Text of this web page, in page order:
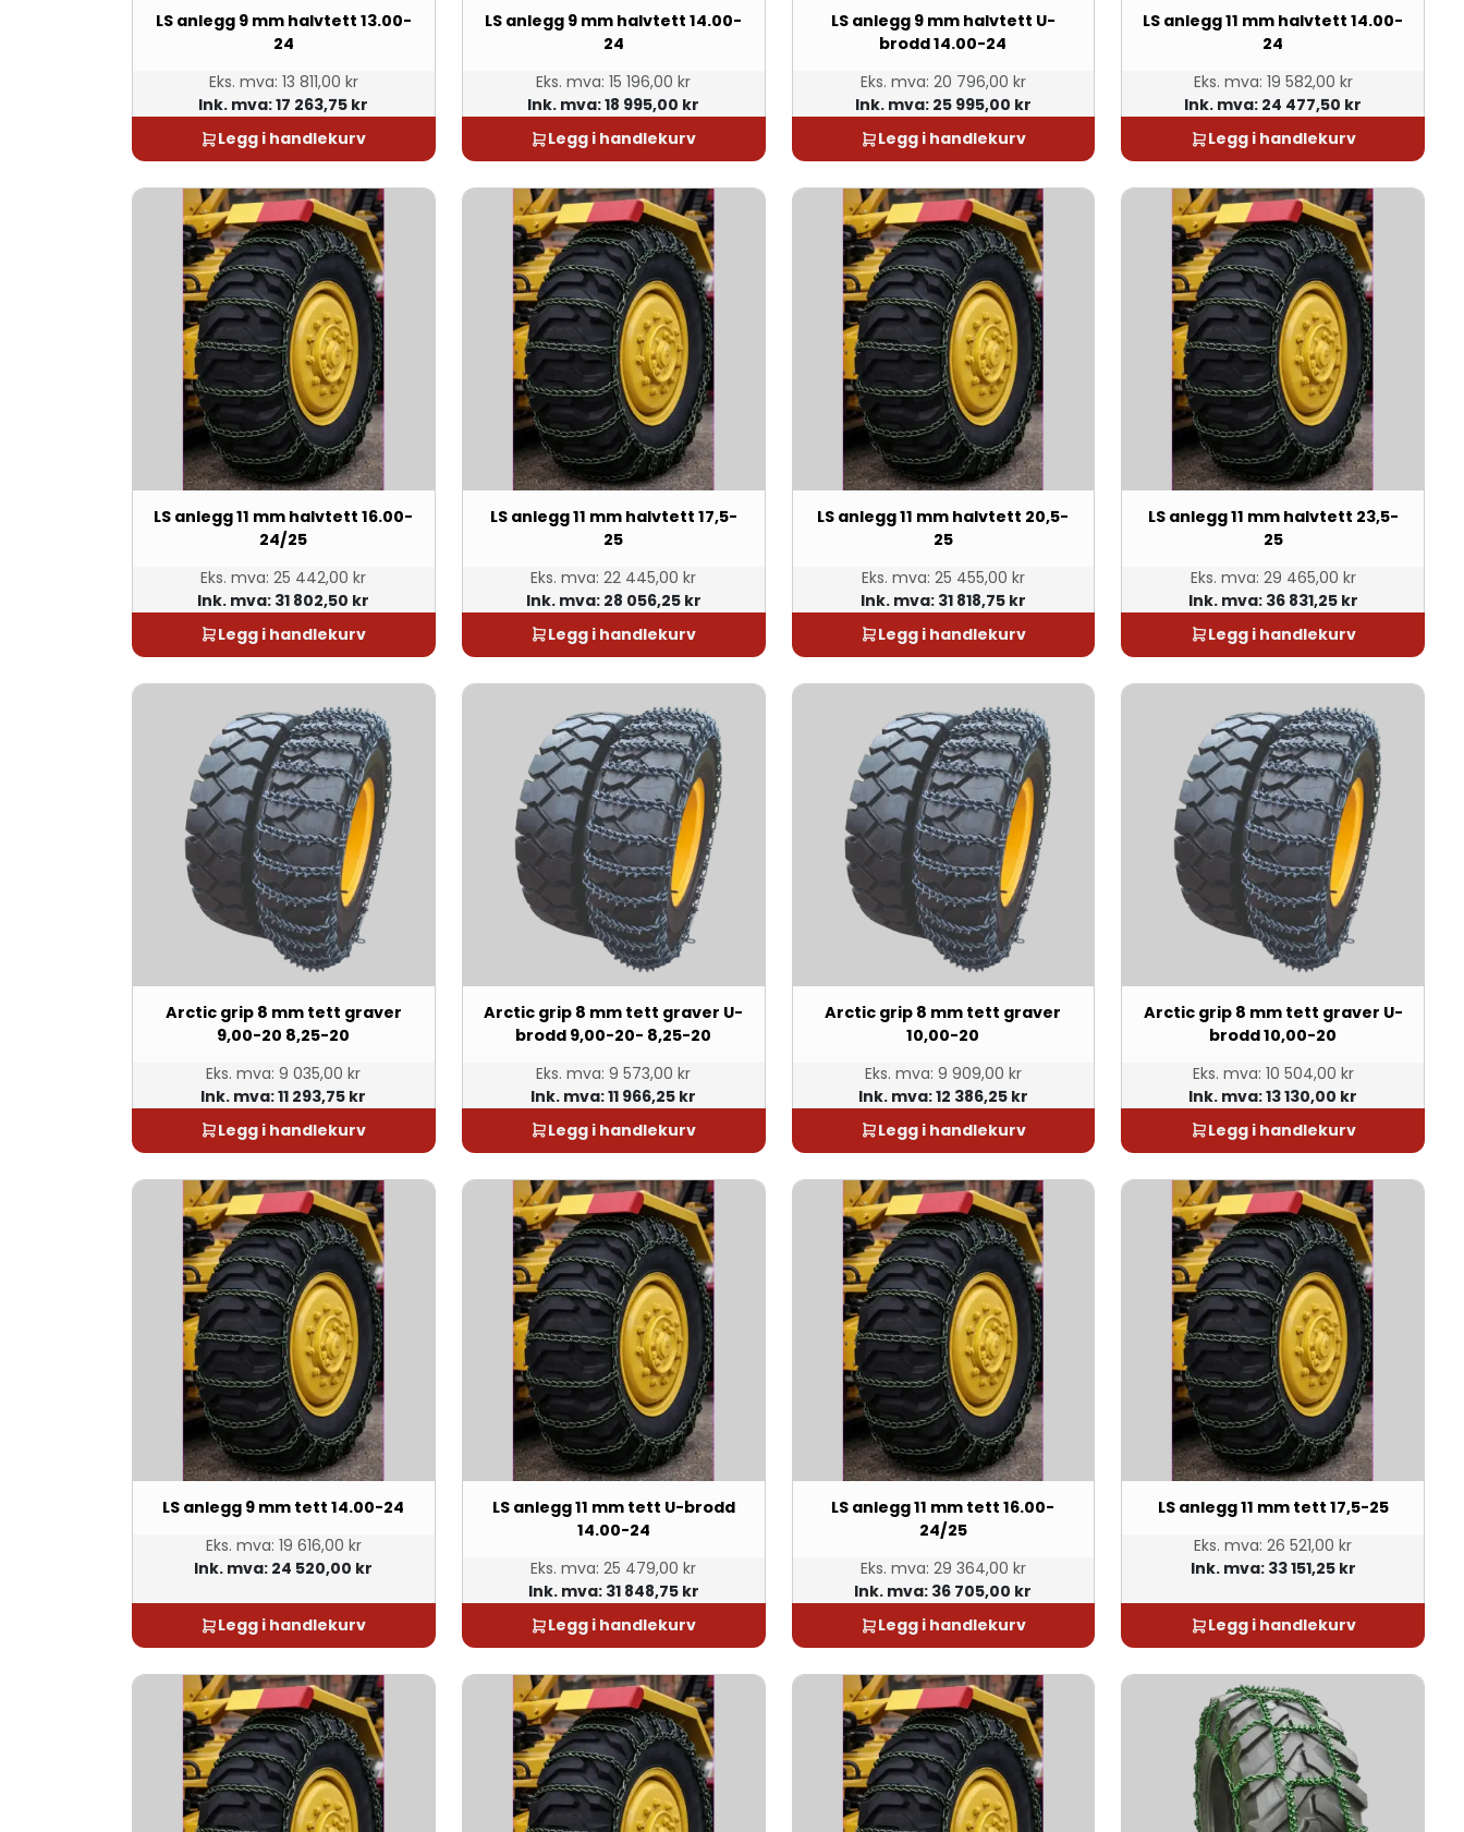
LS anlegg 9 mm halvtett 13.00-
24
Eks. mva: 13 811,00 kr
Ink. mva:17 263,75 kr
Legg i handlekurv
LS anlegg 9 mm halvtett 14.00-
24
Eks. mva: 15 196,00 kr
Ink. mva:18 995,00 kr
Legg i handlekurv
LS anlegg 9 mm halvtett U-
brodd 14.00-24
Eks. mva: 20 796,00 kr
Ink. mva: 25 995,00 kr
Legg i handlekurv
LS anlegg 11 mm halvtett 14.00-
24
Eks. mva: 19 582,00 kr
Ink. mva: 24 477,50 kr
Legg i handlekurv
LS anlegg 11 mm halvtett 16.00-
24/25
Eks. mva: 25 442,00 kr
Ink. mva: 31 802,50 kr
Legg i handlekurv
LS anlegg 11 mm halvtett 17,5-
25
Eks. mva: 22 445,00 kr
Ink. mva: 28 056,25 kr
Legg i handlekurv
LS anlegg 11 mm halvtett 20,5-
25
Eks. mva: 25 455,00 kr
Ink. mva: 31 818,75 kr
Legg i handlekurv
LS anlegg 11 mm halvtett 23,5-
25
Eks. mva: 29 465,00 kr
Ink. mva: 36 831,25 kr
Legg i handlekurv
Arctic grip 8 mm tett graver
9,00-20 8,25-20
Eks. mva: 9 035,00 kr
Ink. mva:11 293,75 kr
Legg i handlekurv
Arctic grip 8 mm tett graver U-
brodd 9,00-20- 8,25-20
Eks. mva: 9 573,00 kr
Ink. mva:11 966,25 kr
Legg i handlekurv
Arctic grip 8 mm tett graver
10,00-20
Eks. mva: 9 909,00 kr
Ink. mva:12 386,25 kr
Legg i handlekurv
Arctic grip 8 mm tett graver U-
brodd 10,00-20
Eks. mva: 10 504,00 kr
Ink. mva:13 130,00 kr
Legg i handlekurv
LS anlegg 9 mm tett 14.00-24
Eks. mva: 19 616,00 kr
Ink. mva: 24 520,00 kr
Legg i handlekurv
LS anlegg 11 mm tett U-brodd
14.00-24
Eks. mva: 25 479,00 kr
Ink. mva: 31 848,75 kr
Legg i handlekurv
LS anlegg 11 mm tett 16.00-
24/25
Eks. mva: 29 364,00 kr
Ink. mva: 36 705,00 kr
Legg i handlekurv
LS anlegg 11 mm tett 17,5-25
Eks. mva: 26 521,00 kr
Ink. mva: 33 151,25 kr
Legg i handlekurv